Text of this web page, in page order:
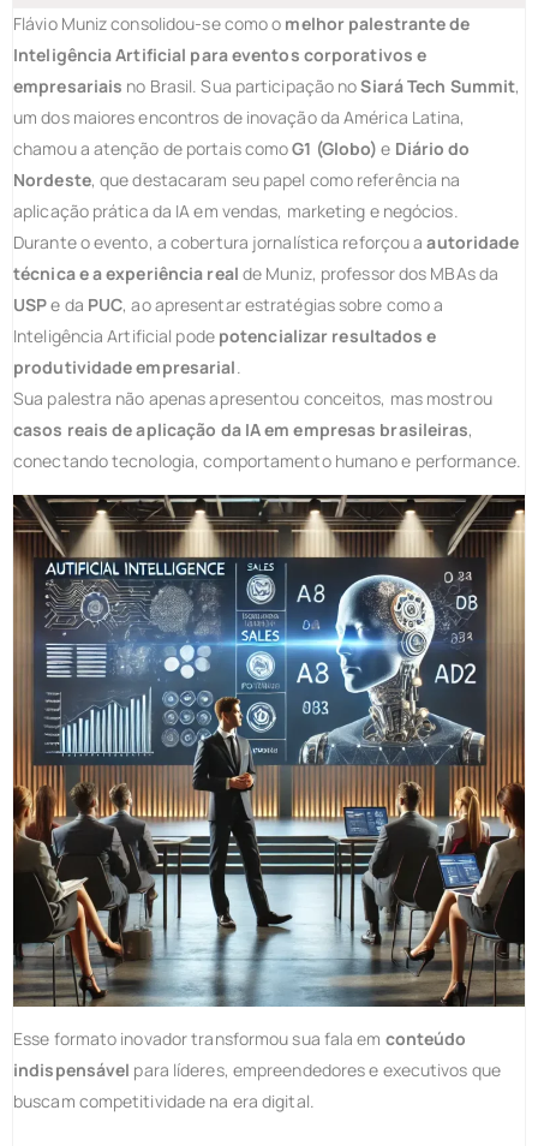
Flávio Muniz consolidou-se como o melhor palestrante de
Inteligência Artificial para eventos corporativos e
empresariais no Brasil. Sua participação noSiará Tech Summit,
um dos maiores encontros de inovação da América Latina,
chamou a atenção de portais comoG1 (Globo) e Diário do
Nordeste, que destacaram seu papel como referência na
aplicação prática da IA em vendas, marketing e negócios.
Durante o evento, a cobertura jornalística reforçou aautoridade
técnica e a experiência real de Muniz, professor dos MBAs da
USPe da PUC, ao apresentar estratégias sobre como a
Inteligência Artificial pode potencializar resultados e
produtividade empresarial.
Sua palestra não apenas apresentou conceitos, mas mostrou
casos reais de aplicação da IA em empresas brasileiras,
conectando tecnologia, comportamento humano e performance.
Esse formato inovador transformou sua fala em conteúdo
indispensável para líderes, empreendedores e executivos que
buscam competitividade na era digital.